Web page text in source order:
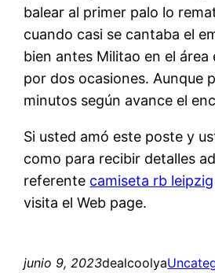
balear al primer palo lo
cuando casi se cantaba el
bien antes Militao en el área
por dos ocasiones. Aunque
minutos según avance el
Si usted amó este poste y
como para recibir detalles
referente camiseta rb leipzig
visita el Web page.
junio 9, 2023dealcoolya